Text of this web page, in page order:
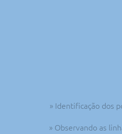
» Identificação dos
» Observando as